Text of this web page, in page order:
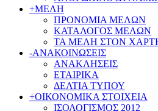
+ΜΕΛΗ
ΠΡΟΝΟΜΙΑ ΜΕΛΩΝ
ΚΑΤΑΛΟΓΟΣ ΜΕΛΩΝ
ΤΑ ΜΕΛΗ ΣΤΟΝ
-ΑΝΑΚΟΙΝΩΣΕΙΣ
ΑΝΑΚΛΗΣΕΙΣ
ΕΤΑΙΡΙΚΑ
ΔΕΛΤΙΑ ΤΥΠΟΥ
+ΟΙΚΟΝΟΜΙΚΑ ΣΤΟΙΧΕΙΑ
ΙΣΟΛΟΓΙΣΜΟΣ 2012